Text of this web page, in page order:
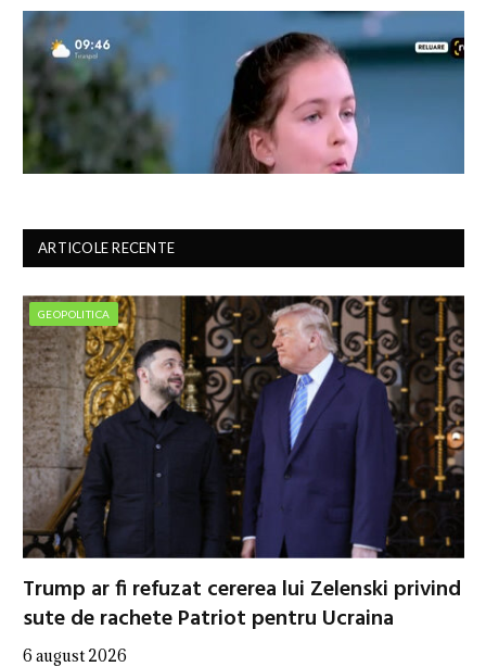
ARTICOLE RECENTE
GEOPOLITICA
Trump ar fi refuzat cererea lui Zelenski privind
sute de rachete Patriot pentru Ucraina
6 august 2026